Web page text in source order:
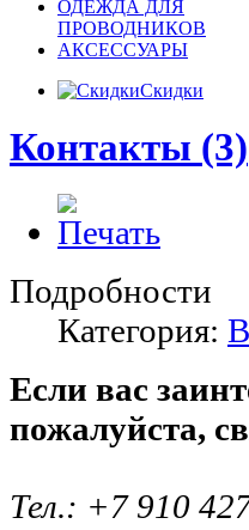
ОДЕЖДА ДЛЯ
ПРОВОДНИКОВ
АКСЕССУАРЫ
Скидки
Контакты (3)
Подробности
Категория:
Если вас
пожалуйста,
Тел.: +7 910